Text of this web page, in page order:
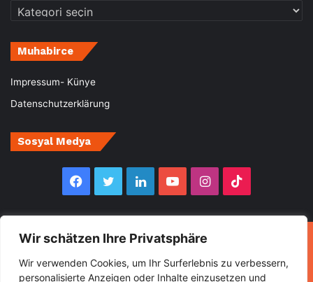
Wir schätzen Ihre Privatsphäre
Wir verwenden Cookies, um Ihr Surferlebnis zu verbessern,
personalisierte Anzeigen oder Inhalte einzusetzen und
Kategoriler
Muhabirce
Impressum- Künye
Datenschutzerklärung
Sosyal Medya
Facebook
TwitterLinkedInYouTubeInstagram
© Copyright 2026, All Rights Reserved Muhabirce
Ana Sayfa
Haberler Ekonomi Gurbette Bir Ömür